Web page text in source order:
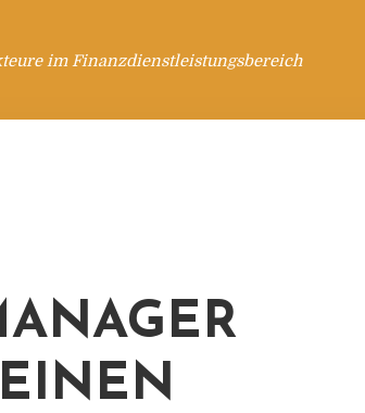
im Finanzdienstleistungsbereich